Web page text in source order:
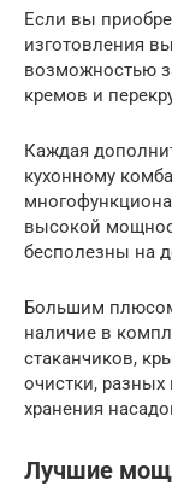
Если вы
изготовления
возможностью
кремов и
Каждая
кухонному
высокой
бесполезны на
Большим
наличие в
стаканчиков,
очистки,
хранения
Лучшие